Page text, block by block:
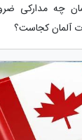
چه مدارکی
آلمان کجاست؟